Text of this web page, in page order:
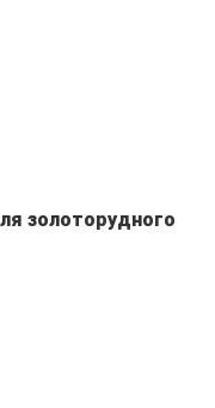
золоторудного